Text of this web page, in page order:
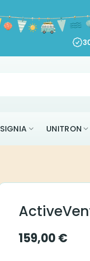
SIGNIA UNITRON
159,00€